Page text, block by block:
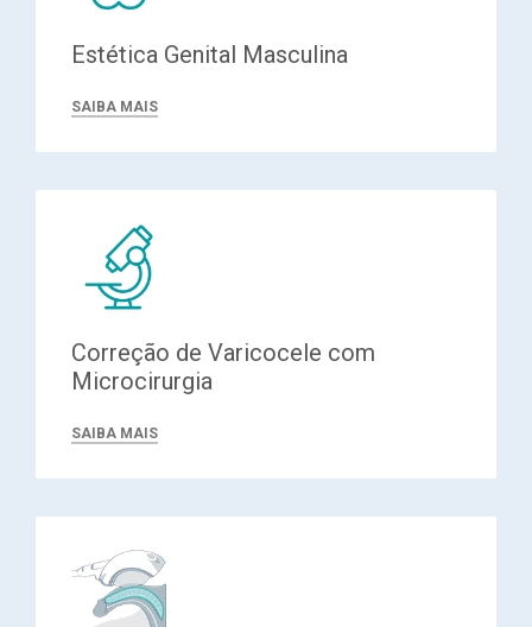
Estética Genital Masculina
SAIBA MAIS
Correção de Varicocele com
Microcirurgia
SAIBA MAIS